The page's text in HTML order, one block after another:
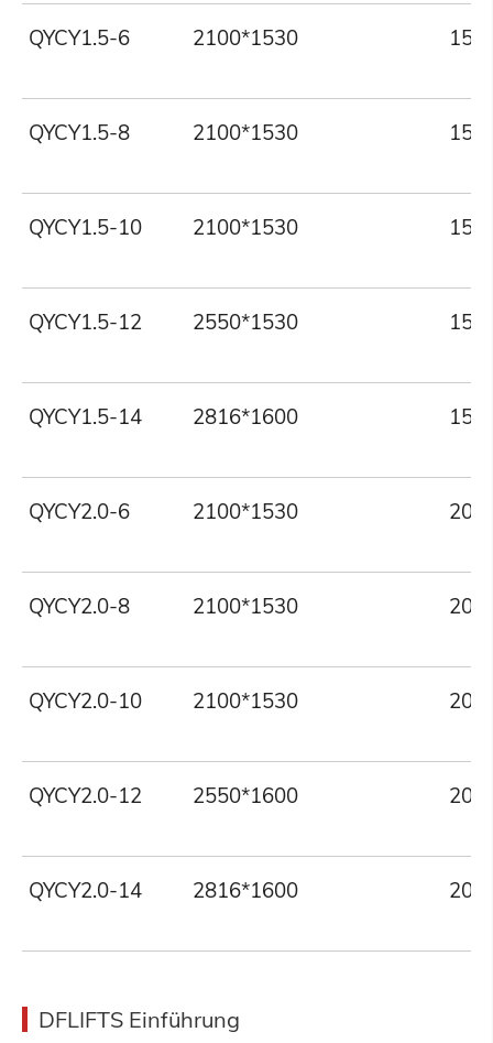
QYCY1.5-6 2100*1530
QYCY1.5-8 2100*1530
QYCY1.5-10 2100*1530
QYCY1.5-12 2550*1530
QYCY1.5-14 2816*1600
QYCY2.0-6 2100*1530
QYCY2.0-8 2100*1530
QYCY2.0-10 2100*1530
QYCY2.0-12 2550*1600
QYCY2.0-14 2816*1600
DFLIFTS Einführung